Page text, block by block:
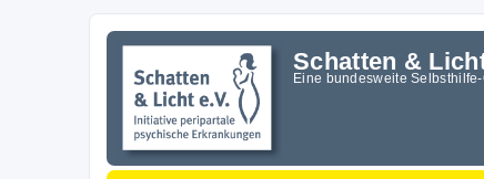
Schatten &
Eine bundesweite